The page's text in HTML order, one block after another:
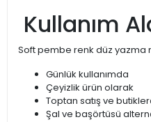
Kullanım
Soft pembe renk düz yazma
Günlük kullanımda
Çeyizlik ürün olarak
Toptan satış ve
Şal ve başörtüsü